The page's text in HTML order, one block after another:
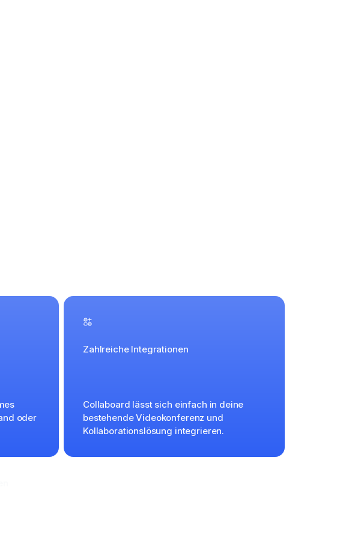
oder
Zahlreiche Integrationen
Collaboard lässt sich einfach in deine
bestehende Videokonferenz und
Kollaborationslösung integrieren.